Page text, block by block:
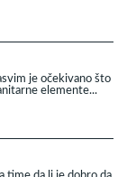
je očekivano što
elemente...
time da li je dobro da